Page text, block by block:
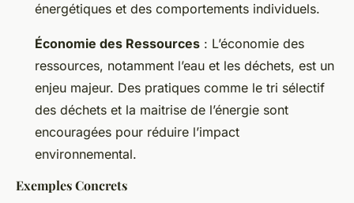
énergétiques et des comportements individuels.
Économie des Ressources : L’économie des
ressources, notamment l’eau et les déchets, est un
enjeu majeur. Des pratiques comme le tri sélectif
des déchets et la maitrise de l’énergie sont
encouragées pour réduire l’impact
environnemental.
Exemples Concrets